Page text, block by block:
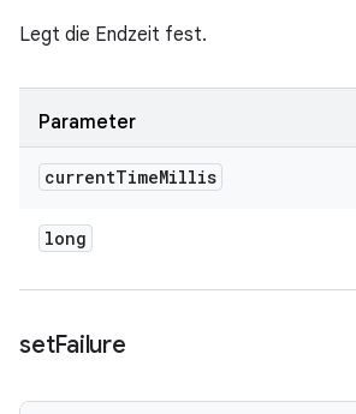
Legt die Endzeit fest.
Parameter
currentTimeMillis
long
setFailure